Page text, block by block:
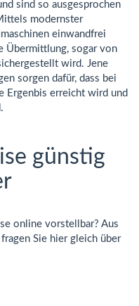
sind so ausgesprochen
modernster
einwandfrei
Übermittlung, sogar von
wird. Jene
sorgen dafür, dass bei
Ergenbis erreicht wird und
günstig
online vorstellbar? Aus
Sie hier gleich über